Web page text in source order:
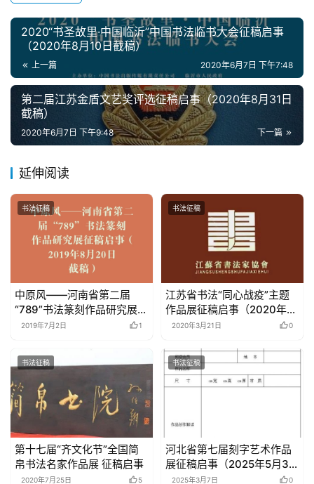
2020“书圣故里·中国临沂”中国书法临书大会征稿启事
（2020年8月10日截稿）
上一篇 2020年6月7日 下午7:48
第二届江苏金盾文艺奖评选征稿启事（2020年8月31日
截稿）
下一篇
2020年6月7日 下午9:48
延伸阅读
书法征稿
中原风——河南省第二届
“789”书法篆刻作品研究展征
稿启事（2019年8月20日截
2019年7月2日 1
书法征稿
江苏省书法“同心战疫”主题
作品展征稿启事（2020年3
月31日截稿）
2020年3月21日 0
书法征稿
第十七届“齐文化节”全国简
帛书法名家作品展 征稿启事
2020年7月25日 5
书法征稿
河北省第七届刻字艺术作品
展征稿启事（2025年5月31
日前）
2025年3月7日 0